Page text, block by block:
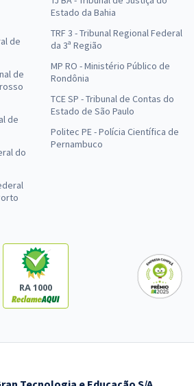
de
de
de
do
Estado da Bahia
TRF 3 - Tribunal Regional Federal
da 3ª Região
MP RO - Ministério Público de
Rondônia
TCE SP - Tribunal de Contas do
Estado de São Paulo
Politec PE - Polícia Científica de
Pernambuco
RA 1000